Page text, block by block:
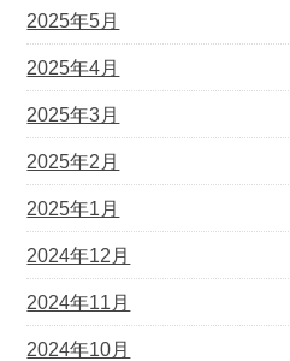
2025年5月
2025年4月
2025年3月
2025年2月
2025年1月
2024年12月
2024年11月
2024年10月